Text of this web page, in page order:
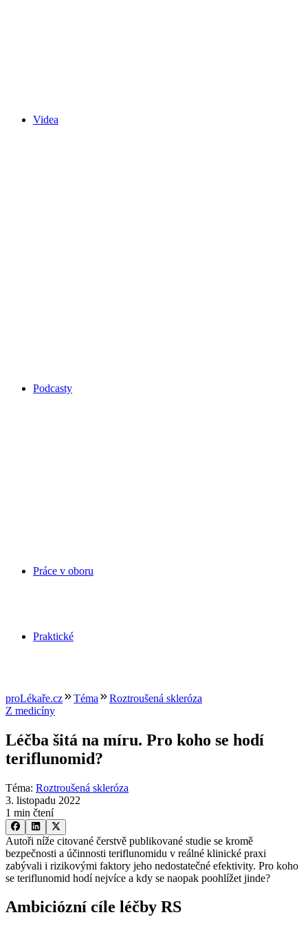
Videa
Podcasty
Práce v oboru
Praktické
proLékaře.cz Téma
Roztroušená skleróza
Z medicíny
Léčba šitá na míru. Pro koho se hodí
teriflunomid?
Téma: Roztroušená skleróza
3. listopadu 2022
1 min čtení
Autoři níže citované čerstvě publikované studie se kromě
bezpečnosti a účinnosti teriflunomidu v reálné klinické praxi
zabývali i rizikovými faktory jeho nedostatečné efektivity. Pro koho
se teriflunomid hodí nejvíce a kdy se naopak poohlížet jinde?
Ambiciózní cíle léčby RS